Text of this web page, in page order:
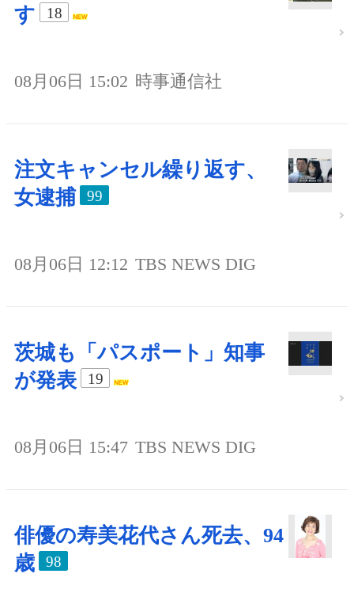
す
18
08月06日 15:02 時事通信社
注文キャンセル繰り返す、
女逮捕
99
08月06日 12:12 TBS NEWS DIG
茨城も「パスポート」知事
が発表
19
08月06日 15:47 TBS NEWS DIG
俳優の寿美花代さん死去、94
歳
98